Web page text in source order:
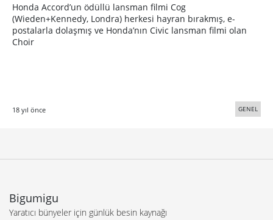
Honda Accord’un ödüllü lansman filmi Cog
(Wieden+Kennedy, Londra) herkesi hayran bırakmış, e-
postalarla dolaşmış ve Honda’nın Civic lansman filmi olan
Choir
18 yıl önce GENEL
Bigumigu
Yaratıcı bünyeler için günlük besin kaynağı